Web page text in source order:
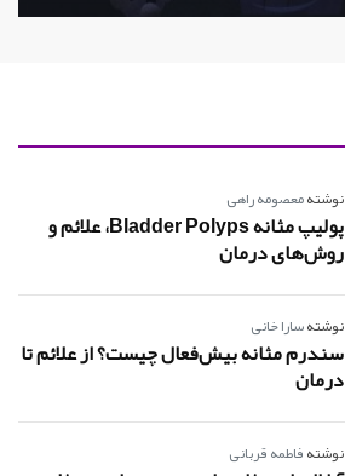
نوشتهمعصومه راهی
پولیپ مثانه Bladder Polyps، علائم و
روش‌های درمان
نوشتهسارا خانی
سندرم مثانه بیش‌فعال چیست؟ از علائم تا
درمان
نوشتهفاطمه قربانی